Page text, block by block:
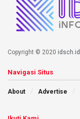
Copyright © 2020 idsch.id
Navigasi Situs
About Advertise